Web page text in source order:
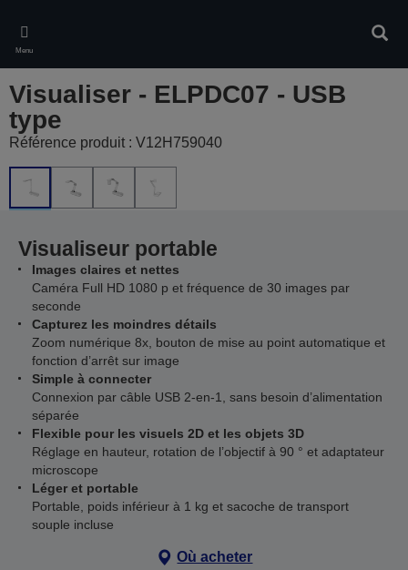
main
content
Menu
Visualiser - ELPDC07 - USB
type
Référence produit : V12H759040
Visualiseur portable
Images claires et nettes
Caméra Full HD 1080 p et fréquence de 30 images par
seconde
Capturez les moindres détails
Zoom numérique 8x, bouton de mise au point automatique et
fonction d’arrêt sur image
Simple à connecter
Connexion par câble USB 2-en-1, sans besoin d’alimentation
séparée
Flexible pour les visuels 2D et les objets 3D
Réglage en hauteur, rotation de l’objectif à 90 ° et adaptateur
microscope
Léger et portable
Portable, poids inférieur à 1 kg et sacoche de transport
souple incluse
Où acheter